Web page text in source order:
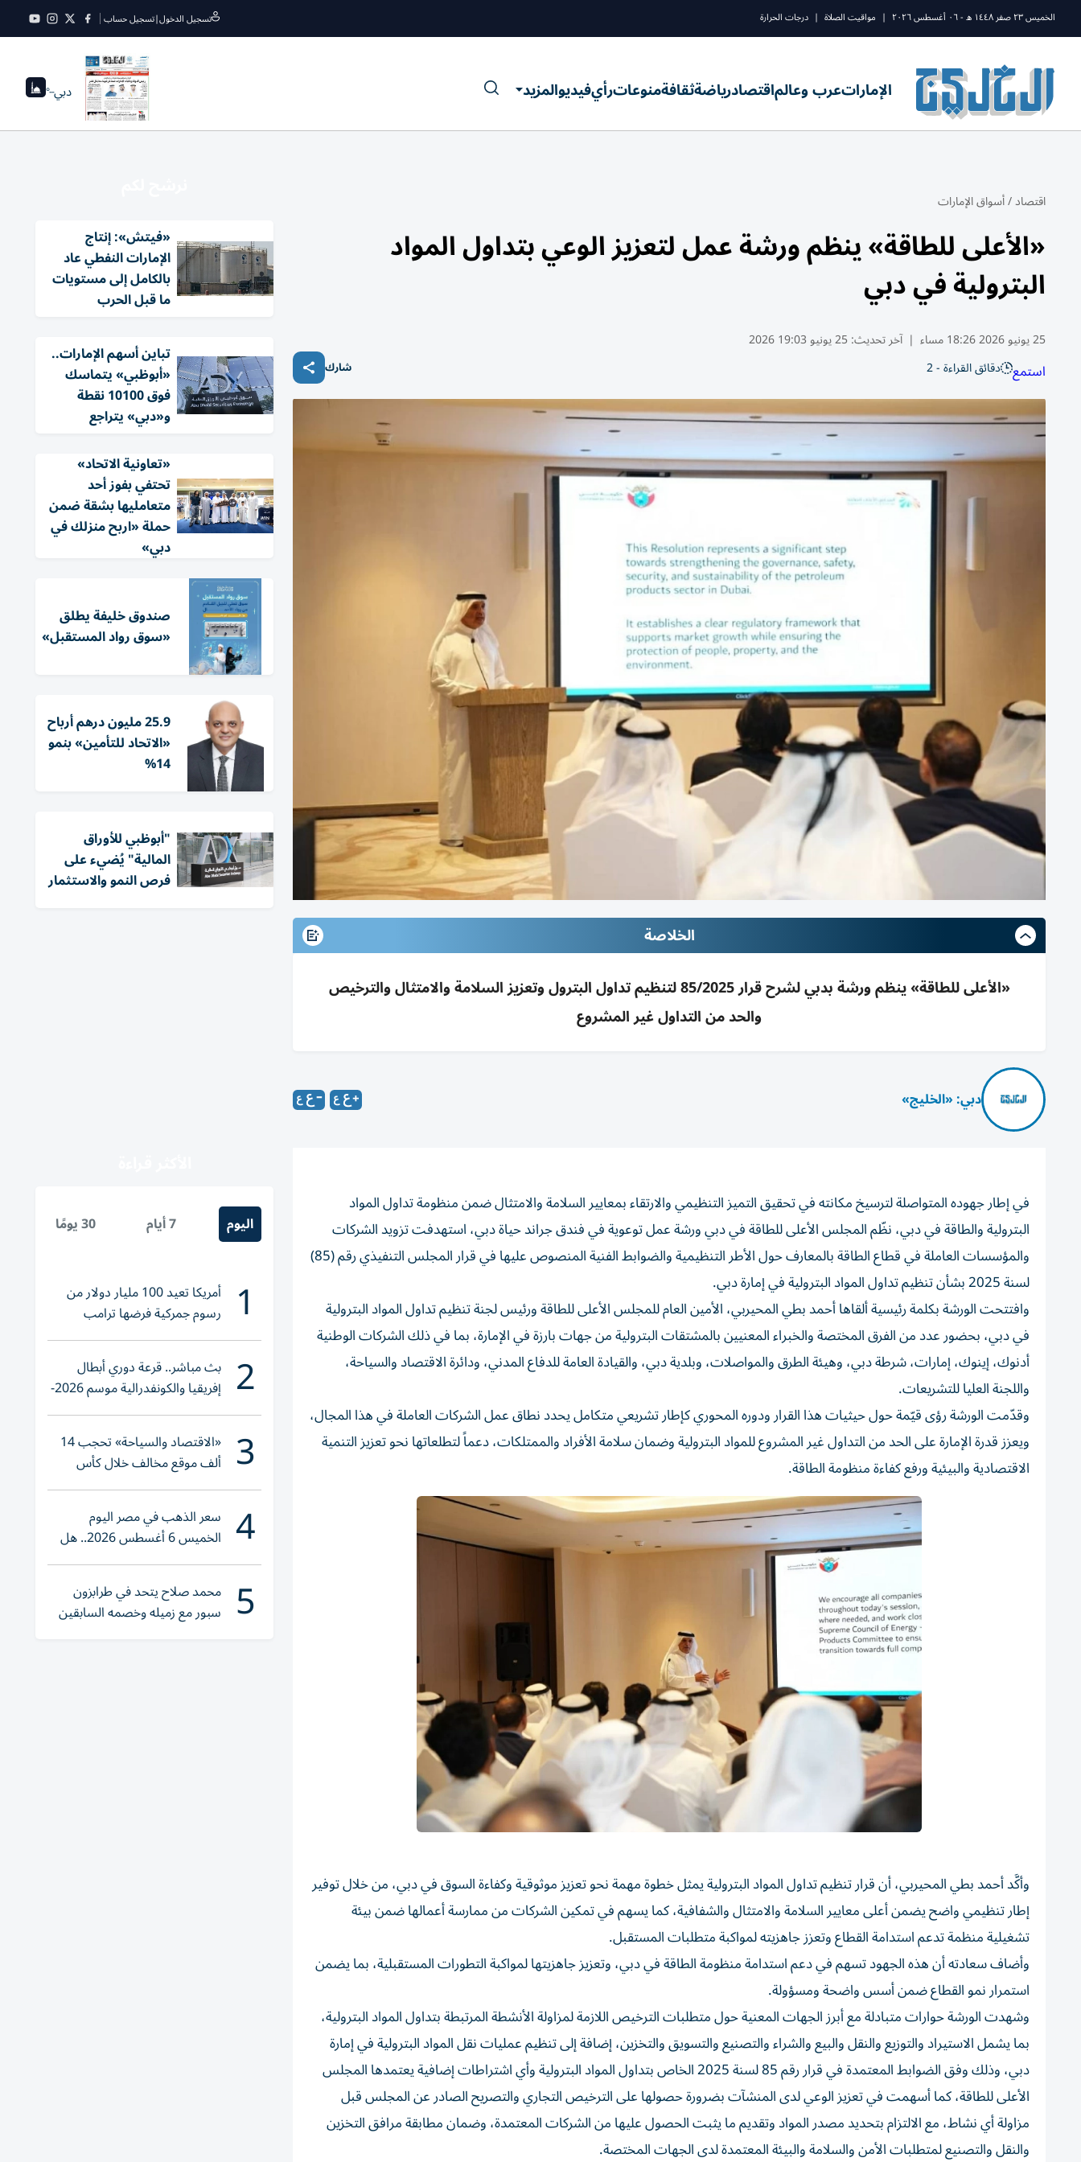
الخميس ٢٣ صفر ١٤٤٨ ه - ٠٦ أغسطس ٢٠٢٦ | مواقيت الصلاة | درجات الحرارة تسجيل الدخول|تسجيل حساب
الإماراتعرب وعالماقتصادرياضةثقافةمنوعاترأيفيديوالمزيد دبي--°
اقتصاد/أسواق الإمارات
«الأعلى للطاقة» ينظم ورشة عمل لتعزيز الوعي بتداول المواد
البترولية في دبي
25 يونيو 2026 18:26 مساء | آخر تحديث:25 يونيو 19:03 2026
استمع دقائق القراءة - 2 شارك
الخلاصة
«الأعلى للطاقة» ينظم ورشة بدبي لشرح قرار 85/2025 لتنظيم تداول البترول وتعزيز السلامة والامتثال والترخيص
والحد من التداول غير المشروع
دبي: «الخليج»
في إطار جهوده المتواصلة لترسيخ مكانته في تحقيق التميز التنظيمي والارتقاء بمعايير السلامة والامتثال ضمن منظومة تداول المواد
البترولية والطاقة في دبي، نظّم المجلس الأعلى للطاقة في دبي ورشة عمل توعوية في فندق جراند حياة دبي، استهدفت تزويد الشركات
والمؤسسات العاملة في قطاع الطاقة بالمعارف حول الأطر التنظيمية والضوابط الفنية المنصوص عليها في قرار المجلس التنفيذي رقم (85)
لسنة 2025 بشأن تنظيم تداول المواد البترولية في إمارة دبي.
وافتتحت الورشة بكلمة رئيسية ألقاها أحمد بطي المحيربي، الأمين العام للمجلس الأعلى للطاقة ورئيس لجنة تنظيم تداول المواد البترولية
في دبي، بحضور عدد من الفرق المختصة والخبراء المعنيين بالمشتقات البترولية من جهات بارزة في الإمارة، بما في ذلك الشركات الوطنية
أدنوك، إينوك، إمارات، شرطة دبي، وهيئة الطرق والمواصلات، وبلدية دبي، والقيادة العامة للدفاع المدني، ودائرة الاقتصاد والسياحة،
واللجنة العليا للتشريعات.
وقدّمت الورشة رؤى قيّمة حول حيثيات هذا القرار ودوره المحوري كإطار تشريعي متكامل يحدد نطاق عمل الشركات العاملة في هذا المجال،
ويعزز قدرة الإمارة على الحد من التداول غير المشروع للمواد البترولية وضمان سلامة الأفراد والممتلكات، دعماً لتطلعاتها نحو تعزيز التنمية
الاقتصادية والبيئية ورفع كفاءة منظومة الطاقة.
وأكَّد أحمد بطي المحيربي، أن قرار تنظيم تداول المواد البترولية يمثل خطوة مهمة نحو تعزيز موثوقية وكفاءة السوق في دبي، من خلال توفير
إطار تنظيمي واضح يضمن أعلى معايير السلامة والامتثال والشفافية، كما يسهم في تمكين الشركات من ممارسة أعمالها ضمن بيئة
تشغيلية منظمة تدعم استدامة القطاع وتعزز جاهزيته لمواكبة متطلبات المستقبل.
وأضاف سعادته أن هذه الجهود تسهم في دعم استدامة منظومة الطاقة في دبي، وتعزيز جاهزيتها لمواكبة التطورات المستقبلية، بما يضمن
استمرار نمو القطاع ضمن أسس واضحة ومسؤولة.
وشهدت الورشة حوارات متبادلة مع أبرز الجهات المعنية حول متطلبات الترخيص اللازمة لمزاولة الأنشطة المرتبطة بتداول المواد البترولية،
بما يشمل الاستيراد والتوزيع والنقل والبيع والشراء والتصنيع والتسويق والتخزين، إضافة إلى تنظيم عمليات نقل المواد البترولية في إمارة
دبي، وذلك وفق الضوابط المعتمدة في قرار رقم 85 لسنة 2025 الخاص بتداول المواد البترولية وأي اشتراطات إضافية يعتمدها المجلس
الأعلى للطاقة، كما أسهمت في تعزيز الوعي لدى المنشآت بضرورة حصولها على الترخيص التجاري والتصريح الصادر عن المجلس قبل
مزاولة أي نشاط، مع الالتزام بتحديد مصدر المواد وتقديم ما يثبت الحصول عليها من الشركات المعتمدة، وضمان مطابقة مرافق التخزين
والنقل والتصنيع لمتطلبات الأمن والسلامة والبيئة المعتمدة لدى الجهات المختصة.
«فيتش»: إنتاج
الإمارات النفطي عاد
بالكامل إلى مستويات
ما قبل الحرب
تباين أسهم الإمارات..
«أبوظبي» يتماسك
فوق 10100 نقطة
و«دبي» يتراجع
«تعاونية الاتحاد»
تحتفي بفوز أحد
متعامليها بشقة ضمن
حملة «اربح منزلك في
دبي»
صندوق خليفة يطلق
«سوق رواد المستقبل»
25.9 مليون درهم أرباح
«الاتحاد للتأمين» بنمو
14%
"أبوظبي للأوراق
المالية" يُضيء على
فرص النمو والاستثمار
اليوم 7 أيام 30 يومًا
1 أمريكا تعيد 100 مليار دولار من
رسوم جمركية فرضها ترامب
2 بث مباشر.. قرعة دوري أبطال
إفريقيا والكونفدرالية موسم 2026-
2027
3 «الاقتصاد والسياحة» تحجب 14
ألف موقع مخالف خلال كأس
العالم 2026
4 سعر الذهب في مصر اليوم
الخميس 6 أغسطس 2026.. هل
تنوي الشراء؟
5 محمد صلاح يتحد في طرابزون
سبور مع زميله وخصمه السابقين